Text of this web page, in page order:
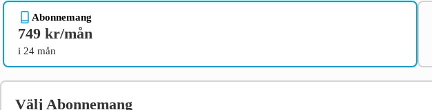
Abonnemang
749 kr/mån
i 24 mån
Välj Abonnemang